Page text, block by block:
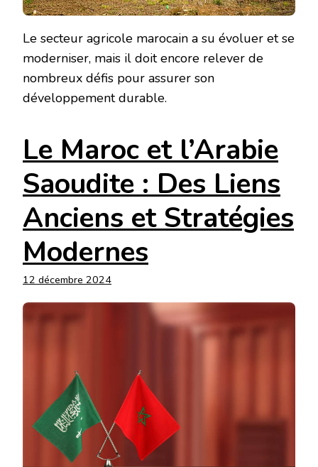
Le secteur agricole marocain a su évoluer et se
moderniser, mais il doit encore relever de
nombreux défis pour assurer son
développement durable.
Le Maroc et l’Arabie
Saoudite : Des Liens
Anciens et Stratégies
Modernes
12 décembre 2024